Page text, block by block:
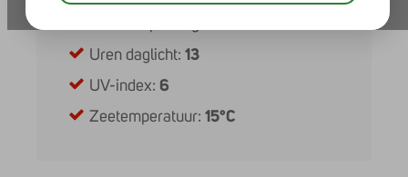
Uren daglicht:13
UV-index: 6
Zeetemperatuur:15°C